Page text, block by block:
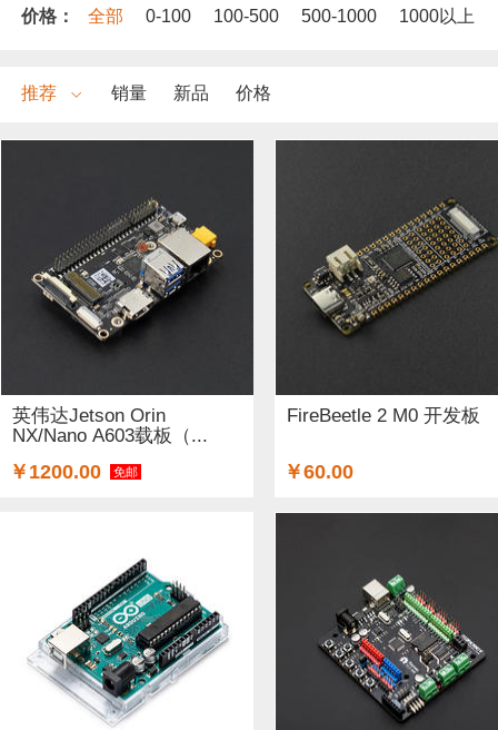
价格： 全部 0-100 100-500 500-1000 1000以上
推荐 销量 新品 价格
英伟达Jetson Orin
NX/Nano A603载板（...
￥1200.00 免邮
FireBeetle 2 M0 开发板
￥60.00